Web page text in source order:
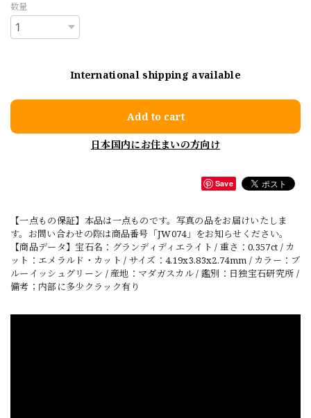
数量
International shipping available
Add to cart
日本国内にお住まいの方向け
Save
【一点もの保証】本品は一点ものです。写真の品をお届けいたしま
す。お問い合わせの際は商品番号「JW074」をお知らせください。
【商品データ】宝石名：グランディディエライト / 重さ：0.357ct / カ
ット：エメラルド・カット / サイズ：4.19x3.83x2.74mm / カラー：ブ
ルーイッシュグリーン / 産地：マダガスカル / 鑑別：日独宝石研究所 /
備考；内部に多少クラック有り